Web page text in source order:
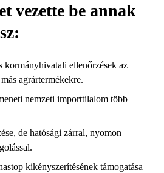
vezette be annak
kormányhivatali ellenőrzések az
agrártermékekre.
nemzeti importtilalom több
de hatósági zárral, nyomon
kikényszerítésének támogatása